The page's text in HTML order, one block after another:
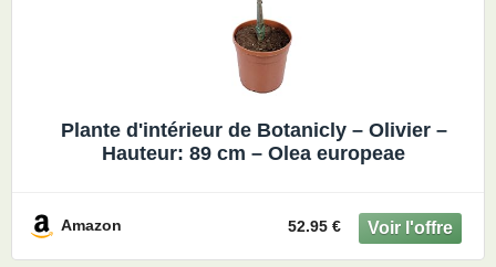
Plante d'intérieur de Botanicly – Olivier –
Hauteur: 89 cm – Olea europeae
Amazon 52.95 €